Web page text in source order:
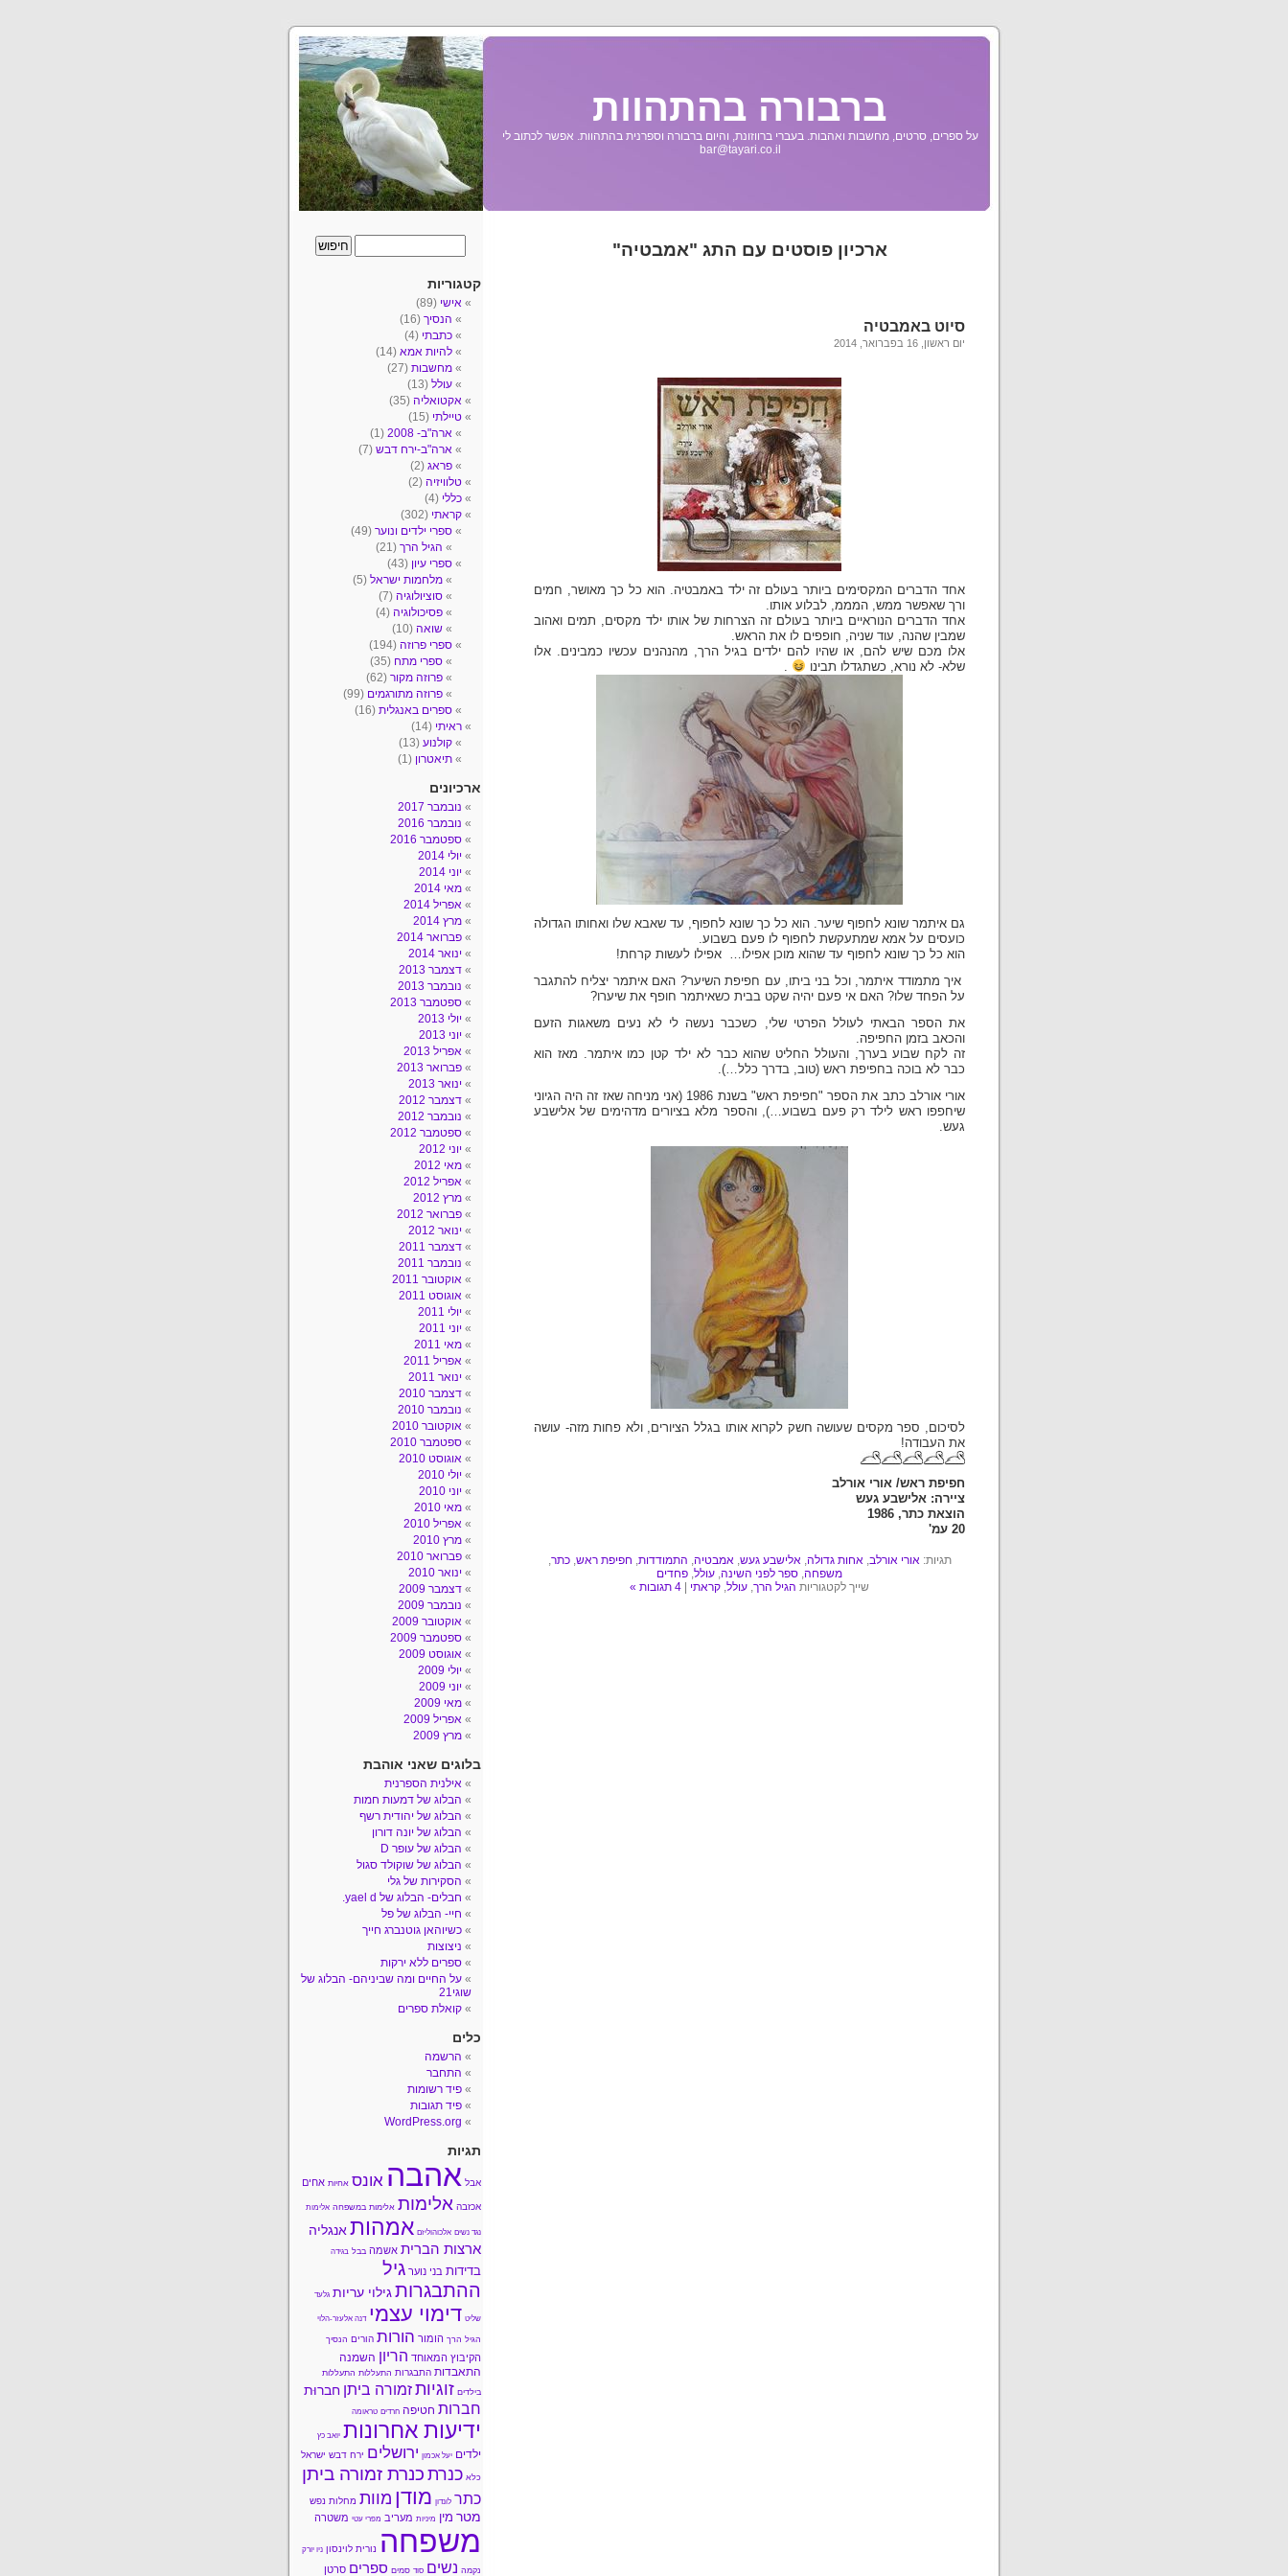
ברבורה בהתהוות
על ספרים, סרטים, מחשבות ואהבות. בעברי ברווזונת, והיום ברבורה וספרנית בהתהוות. אפשר לכתוב לי
bar@tayari.co.il
ארכיון פוסטים עם התג "אמבטיה"
סיוט באמבטיה
יום ראשון, 16 בפברואר, 2014
אחד הדברים המקסימים ביותר בעולם זה ילד באמבטיה. הוא כל כך מאושר, חמים
ורך שאפשר ממש, המממ, לבלוע אותו.
אחד הדברים הנוראיים ביותר בעולם זה הצרחות של אותו ילד מקסים, תמים ואהוב
שמבין שהנה, עוד שניה, חופפים לו את הראש.
אלו מכם שיש להם, או שהיו להם ילדים בגיל הרך, מהנהנים עכשיו כמבינים. אלו
שלא- לא נורא, כשתגדלו תבינו
.
גם איתמר שונא לחפוף שיער. הוא כל כך שונא לחפוף, עד שאבא שלו ואחותו הגדולה
כועסים על אמא שמתעקשת לחפוף לו פעם בשבוע.
הוא כל כך שונא לחפוף עד שהוא מוכן אפילו… אפילו לעשות קרחת!
איך מתמודד איתמר, וכל בני ביתו, עם חפיפת השיער? האם איתמר יצליח להתגבר
על הפחד שלו? האם אי פעם יהיה שקט בבית כשאיתמר חופף את שיערו?
את הספר הבאתי לעולל הפרטי שלי, כשכבר נעשה לי לא נעים משאגות הזעם
והכאב בזמן החפיפה.
זה לקח שבוע בערך, והעולל החליט שהוא כבר לא ילד קטן כמו איתמר. מאז הוא
כבר לא בוכה בחפיפת ראש (טוב, בדרך כלל…).
אורי אורלב כתב את הספר "חפיפת ראש" בשנת 1986 (אני מניחה שאז זה היה הגיוני
שיחפפו ראש לילד רק פעם בשבוע…), והספר מלא בציורים מדהימים של אלישבע
געש.
לסיכום, ספר מקסים שעושה חשק לקרוא אותו בגלל הציורים, ולא פחות מזה- עושה
את העבודה!
חפיפת ראש/ אורי אורלב
ציירה: אלישבע געש
הוצאת כתר, 1986
20 עמ'
תגיות:אורי אורלב,אחות גדולה,אלישבע געש,אמבטיה, התמודדות, חפיפת ראש,כתר,
משפחה, ספר לפני השינה, עולל, פחדים
שייך לקטגוריות הגיל הרך, עולל, קראתי 4 תגובות »
קטגוריות
אישי (89)
הנסיך (16)
כתבתי (4)
להיות אמא (14)
מחשבות (27)
עולל (13)
אקטואליה (35)
טיילתי (15)
ארה"ב- 2008
(1)
ארה"ב-ירח דבש (7)
פראג (2)
טלוויזיה (2)
כללי (4)
קראתי (302)
ספרי ילדים ונוער (49)
הגיל הרך (21)
ספרי עיון (43)
מלחמות ישראל (5)
סוציולוגיה (7)
פסיכולוגיה (4)
שואה (10)
ספרי פרוזה (194)
ספרי מתח (35)
פרוזה מקור (62)
פרוזה מתורגמים (99)
ספרים באנגלית (16)
ראיתי (14)
קולנוע (13)
תיאטרון (1)
ארכיונים
נובמבר 2017
נובמבר 2016
ספטמבר 2016
יולי 2014
יוני 2014
מאי 2014
אפריל 2014
מרץ 2014
פברואר 2014
ינואר 2014
דצמבר 2013
נובמבר 2013
ספטמבר 2013
יולי 2013
יוני 2013
אפריל 2013
פברואר 2013
ינואר 2013
דצמבר 2012
נובמבר 2012
ספטמבר 2012
יוני 2012
מאי 2012
אפריל 2012
מרץ 2012
פברואר 2012
ינואר 2012
דצמבר 2011
נובמבר 2011
אוקטובר 2011
אוגוסט 2011
יולי 2011
יוני 2011
מאי 2011
אפריל 2011
ינואר 2011
דצמבר 2010
נובמבר 2010
אוקטובר 2010
ספטמבר 2010
אוגוסט 2010
יולי 2010
יוני 2010
מאי 2010
אפריל 2010
מרץ 2010
פברואר 2010
ינואר 2010
דצמבר 2009
נובמבר 2009
אוקטובר 2009
ספטמבר 2009
אוגוסט 2009
יולי 2009
יוני 2009
מאי 2009
אפריל 2009
מרץ 2009
בלוגים שאני אוהבת
אילנית הספרנית
הבלוג של דמעות חמות
הבלוג של יהודית רשף
הבלוג של יונה דורון
הבלוג של עופר D
הבלוג של שוקולד סגול
הסקירות של גלי
חבלים- הבלוג של yael d.
חיי- הבלוג של פל
כשיוהאן גוטנברג חייך
ניצוצות
ספרים ללא ירקות
על החיים ומה שביניהם- הבלוג של
שוגי21
קואלת ספרים
כלים
הרשמה
התחבר
פיד רשומות
פיד תגובות
WordPress.org
תגיות
אבל אהבה אונס אחיות אחים
אכזבה אלימות אלימות במשפחה אלימות
נגד נשים אלכוהוליזם אמהותאנגליה
ארצות הברית אשמה בבל בגידה
בדידות בני נוער גיל
ההתבגרות גילוי עריות גלעד
שליט דימוי עצמי דנה אלעזר-הלוי
הגיל הרך הומור הורות הורים הנסיך
הקיבוץ המאוחד הריון השמנה
התאבדות התבגרות התעללות התעללות
בילדים זוגיותזמורה ביתן חברוּת
חברות חטיפה חרדים טראומה
ידיעות אחרונות יואב כץ
ילדים יעל אכמון ירושלים ירח דבש ישראל
כלא כנרת כנרת זמורה ביתן
כתר לונדון מודן מוות מחלות נפש
מטר מין מיניות מעריב מפרי עטי משטרה
משפחה נורית לוינסון ניו יורק
נקמה נשים סוד סמים ספרים סרטן